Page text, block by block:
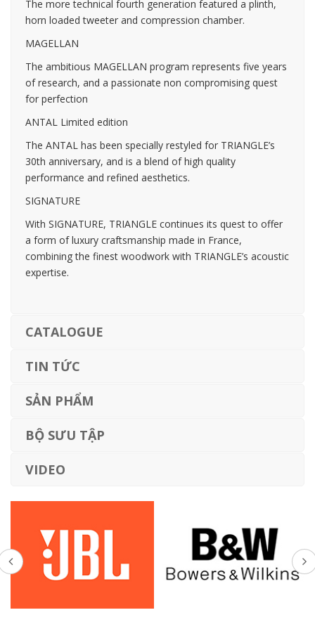
The more technical fourth generation featured a plinth,
horn loaded tweeter and compression chamber.
MAGELLAN
The ambitious MAGELLAN program represents five years
of research, and a passionate non compromising quest
for perfection
ANTAL Limited edition
The ANTAL has been specially restyled for TRIANGLE’s
30th anniversary, and is a blend of high quality
performance and refined aesthetics.
SIGNATURE
With SIGNATURE, TRIANGLE continues its quest to offer
a form of luxury craftsmanship made in France,
combining the finest woodwork with TRIANGLE’s acoustic
expertise.
CATALOGUE
TIN TỨC
SẢN PHẨM
BỘ SƯU TẬP
VIDEO